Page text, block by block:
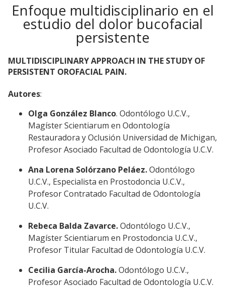
Enfoque multidisciplinario en el
estudio del dolor bucofacial
persistente
MULTIDISCIPLINARY APPROACH IN THE STUDY OF
PERSISTENT OROFACIAL PAIN.
Autores:
Olga González Blanco. Odontólogo U.C.V.,
Magíster Scientiarum en Odontología
Restauradora y Oclusión Universidad de Michigan,
Profesor Asociado Facultad de Odontología U.C.V.
Ana Lorena Solórzano Peláez.Odontólogo
U.C.V., Especialista en Prostodoncia U.C.V.,
Profesor Contratado Facultad de Odontología
U.C.V.
Rebeca Balda Zavarce.Odontólogo U.C.V.,
Magíster Scientiarum en Prostodoncia U.C.V.,
Profesor Titular Facultad de Odontología U.C.V.
Cecilia García-Arocha.Odontólogo U.C.V.,
Profesor Asociado Facultad de Odontología U.C.V.